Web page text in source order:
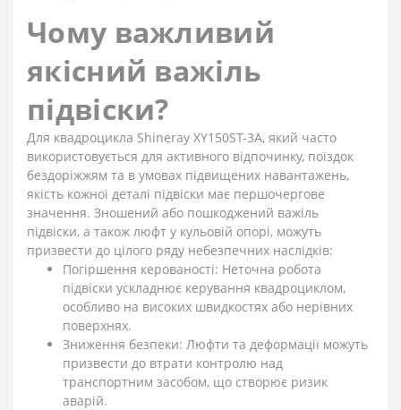
Чому важливий
якісний важіль
підвіски?
Для квадроцикла Shineray XY150ST-3A, який часто
використовується для активного відпочинку, поїздок
бездоріжжям та в умовах підвищених навантажень,
якість кожної деталі підвіски має першочергове
значення. Зношений або пошкоджений важіль
підвіски, а також люфт у кульовій опорі, можуть
призвести до цілого ряду небезпечних наслідків:
Погіршення керованості: Неточна робота
підвіски ускладнює керування квадроциклом,
особливо на високих швидкостях або нерівних
поверхнях.
Зниження безпеки: Люфти та деформації можуть
призвести до втрати контролю над
транспортним засобом, що створює ризик
аварій.